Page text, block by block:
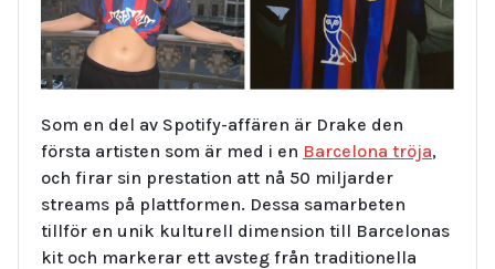
Som en del av Spotify-affären är Drake den
första artisten som är med i en Barcelona tröja,
och firar sin prestation att nå 50 miljarder
streams på plattformen. Dessa samarbeten
tillför en unik kulturell dimension till Barcelonas
kit och markerar ett avsteg från traditionella